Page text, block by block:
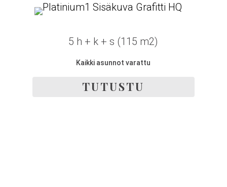
5 h + k + s (115 m2)
Kaikki asunnot varattu
TUTUSTU